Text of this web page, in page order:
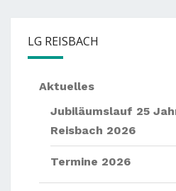
LG REISBACH
Aktuelles
Jubiläumslauf 25
Reisbach 2026
Termine 2026